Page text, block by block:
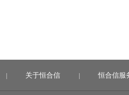
关于恒合信 恒合信服